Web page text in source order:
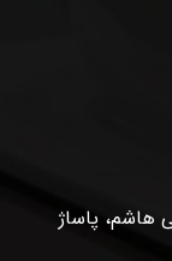
هاشم، پاساژ